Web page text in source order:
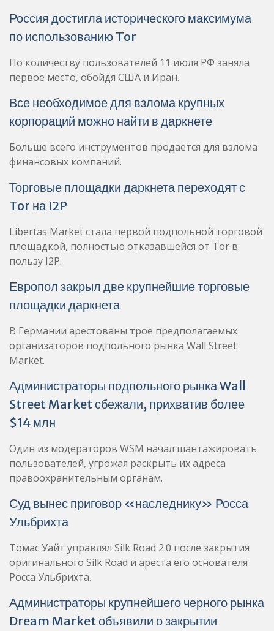
Россия достигла исторического максимума
по использованию Tor
По количеству пользователей 11 июля РФ заняла
первое место, обойдя США и Иран.
Все необходимое для взлома крупных
корпораций можно найти в даркнете
Больше всего инструментов продается для взлома
финансовых компаний.
Торговые площадки даркнета переходят с
Tor на I2P
Libertas Market стала первой подпольной торговой
площадкой, полностью отказавшейся от Tor в
пользу I2P.
Европол закрыл две крупнейшие торговые
площадки даркнета
В Германии арестованы трое предполагаемых
организаторов подпольного рынка Wall Street
Market.
Администраторы подпольного рынка Wall
Street Market сбежали, прихватив более
$14 млн
Один из модераторов WSM начал шантажировать
пользователей, угрожая раскрыть их адреса
правоохранительным органам.
Суд вынес приговор «наследнику» Росса
Ульбрихта
Томас Уайт управлял Silk Road 2.0 после закрытия
оригинального Silk Road и ареста его основателя
Росса Ульбрихта.
Администраторы крупнейшего черного рынка
Dream Market объявили о закрытии